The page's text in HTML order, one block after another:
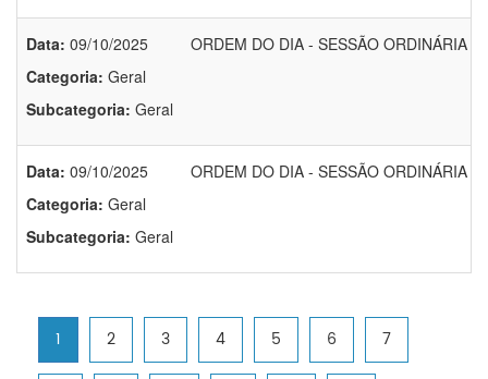
Data: 09/10/2025
Categoria: Geral
Subcategoria: Geral
ORDEM DO DIA - SESSÃO ORDINÁRIA
Data: 09/10/2025
Categoria: Geral
Subcategoria: Geral
ORDEM DO DIA - SESSÃO ORDINÁRIA
1 2 3 4 5 6 7